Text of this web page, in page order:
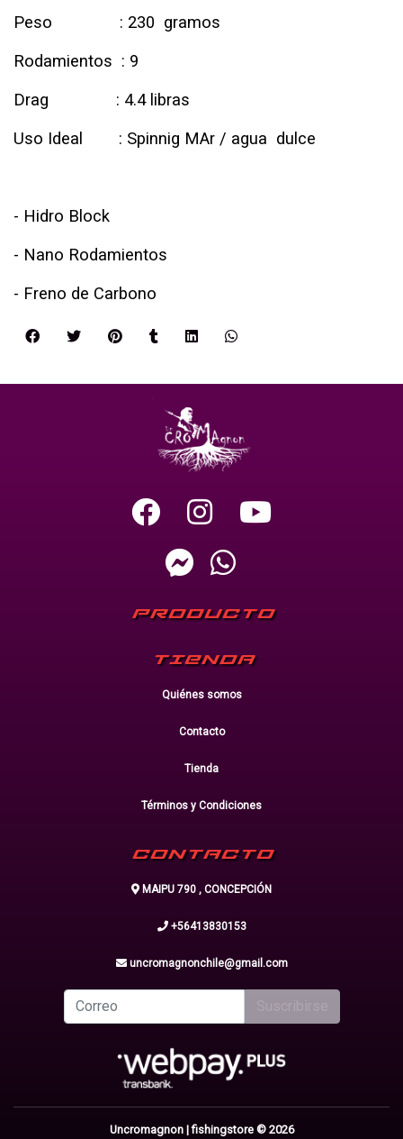
Peso : 230 gramos
Rodamientos : 9
Drag : 4.4 libras
Uso Ideal : Spinnig MAr / agua dulce
- Hidro Block
- Nano Rodamientos
- Freno de Carbono
PRODUCTO
TIENDA
Quiénes somos
Contacto
Tienda
Términos y Condiciones
CONTACTO
MAIPU 790 , CONCEPCIÓN
+56413830153
uncromagnonchile@gmail.com
Uncromagnon | fishingstore © 2026